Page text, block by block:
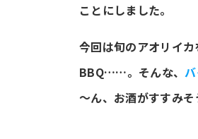
ことにしました。
今回は旬のアオリイ
BBQ……。そんな、
～ん、お酒がすすみそ